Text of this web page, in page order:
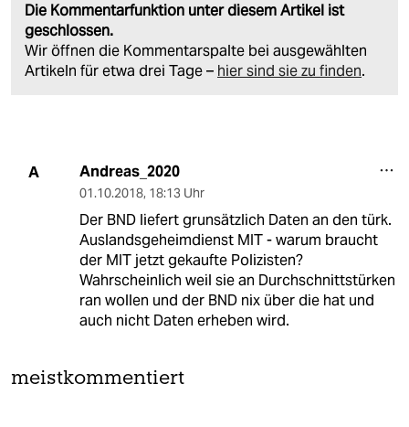
Die Kommentarfunktion unter diesem Artikel ist
geschlossen.
Wir öffnen die Kommentarspalte bei ausgewählten
Artikeln für etwa drei Tage – hier sind sie zu finden.
A Andreas_2020
01.10.2018, 18:13 Uhr
Der BND liefert grunsätzlich Daten an den türk.
Auslandsgeheimdienst MIT - warum braucht
der MIT jetzt gekaufte Polizisten?
Wahrscheinlich weil sie an Durchschnittstürken
ran wollen und der BND nix über die hat und
auch nicht Daten erheben wird.
meistkommentiert